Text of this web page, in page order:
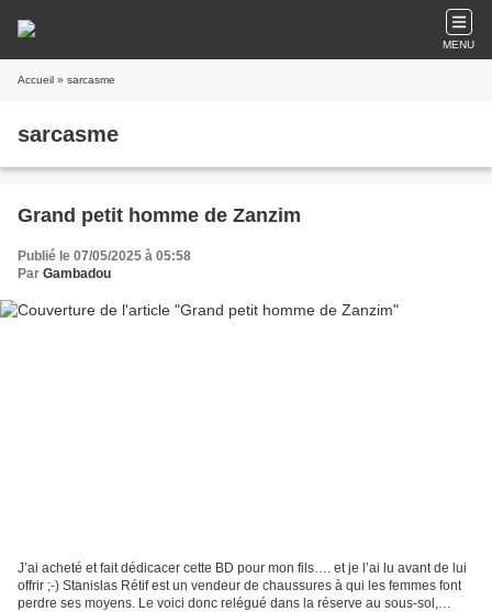
MENU
Accueil » sarcasme
sarcasme
Grand petit homme de Zanzim
Publié le 07/05/2025 à 05:58
Par Gambadou
J’ai acheté et fait dédicacer cette BD pour mon fils…. et je l’ai lu avant de lui
offrir ;-) Stanislas Rétif est un vendeur de chaussures à qui les femmes font
perdre ses moyens. Le voici donc relégué dans la réserve au sous-sol,